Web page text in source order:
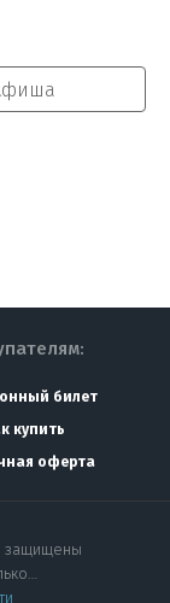
билет
купить
оферта
защищены